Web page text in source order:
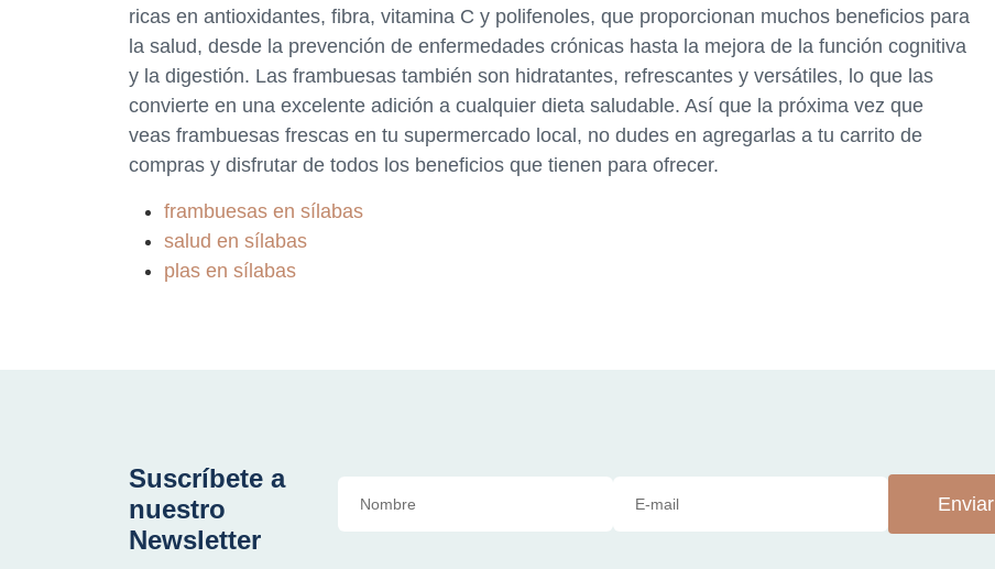
ricas en antioxidantes, fibra, vitamina C y polifenoles, que proporcionan muchos beneficios para
la salud, desde la prevención de enfermedades crónicas hasta la mejora de la función cognitiva
y la digestión. Las frambuesas también son hidratantes, refrescantes y versátiles, lo que las
convierte en una excelente adición a cualquier dieta saludable. Así que la próxima vez que
veas frambuesas frescas en tu supermercado local, no dudes en agregarlas a tu carrito de
compras y disfrutar de todos los beneficios que tienen para ofrecer.
frambuesas en sílabas
salud en sílabas
plas en sílabas
Suscríbete a
nuestro
Newsletter
Enviar